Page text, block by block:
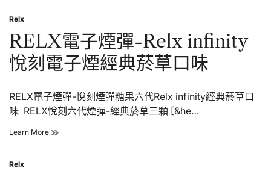
Relx
infinity
悅
刻
子
煙
紅
石
Posted
in
Relx
RELX電子煙彈-Relx infinity
悅刻電子煙經典菸草口味
RELX電子煙彈-悅刻煙彈糖果六代Relx infinity經典菸草口
味 RELX悅刻六代煙彈-經典菸草三顆 [&he…
Learn More RELX
Posted
Relx